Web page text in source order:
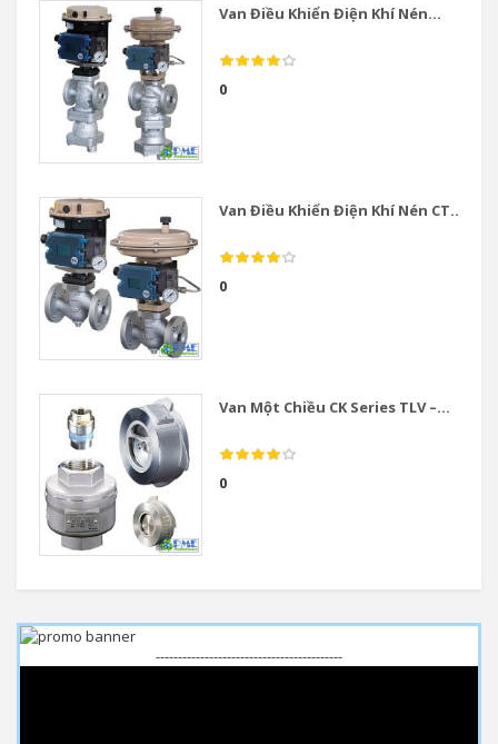
Van Điều Khiển Điện Khí Nén...
0
Van Điều Khiển Điện Khí Nén CT...
0
Van Một Chiều CK Series TLV –...
0
------------------------------------------